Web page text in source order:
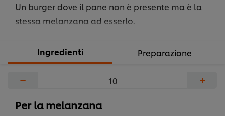
Un burger dove il pane non è presente ma è la
stessa melanzana ad esserlo.
Ingredienti Preparazione
− +
Per la melanzana